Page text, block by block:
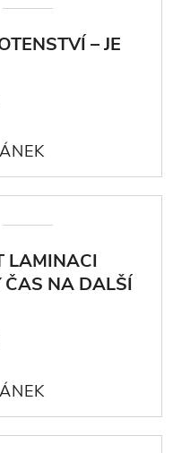
– JE
LAMINACI
ČAS NA DALŠÍ